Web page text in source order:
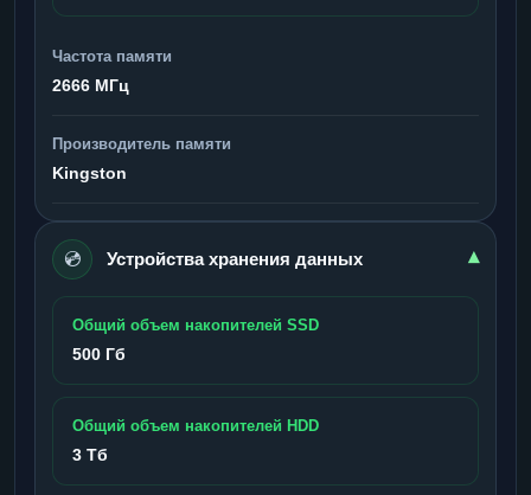
Частота памяти
2666 МГц
Производитель памяти
Kingston
💿 Устройства хранения данных ▾
Общий объем накопителей SSD
500 Гб
Общий объем накопителей HDD
3 Тб